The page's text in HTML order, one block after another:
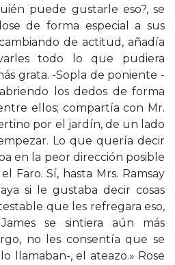
puede gustarle eso?, se
de forma especial a sus
de actitud, añadía
todo lo que pudiera
grata. -Sopla de poniente -
los dedos de forma
ellos; compartía con Mr.
por el jardín, de un lado
Lo que quería decir
en la peor dirección posible
Faro. Sí, hasta Mrs. Ramsay
si le gustaba decir cosas
que les refregara eso,
se sintiera aún más
no les consentía que se
llamaban-, el ateazo.» Rose